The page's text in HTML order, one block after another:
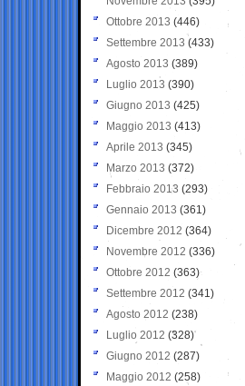
Ottobre 2013 (446)
Settembre 2013 (433)
Agosto 2013 (389)
Luglio 2013 (390)
Giugno 2013 (425)
Maggio 2013 (413)
Aprile 2013 (345)
Marzo 2013 (372)
Febbraio 2013 (293)
Gennaio 2013 (361)
Dicembre 2012 (364)
Novembre 2012 (336)
Ottobre 2012 (363)
Settembre 2012 (341)
Agosto 2012 (238)
Luglio 2012 (328)
Giugno 2012 (287)
Maggio 2012 (258)